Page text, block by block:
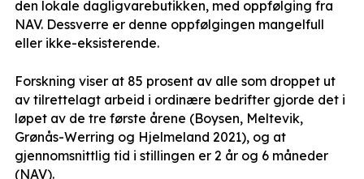
den lokale dagligvarebutikken, med oppfølging fra
NAV. Dessverre er denne oppfølgingen mangelfull
eller ikke-eksisterende.
Forskning viser at 85 prosent av alle som droppet ut
av tilrettelagt arbeid i ordinære bedrifter gjorde det i
løpet av de tre første årene (Boysen, Meltevik,
Grønås-Werring og Hjelmeland 2021), og at
gjennomsnittlig tid i stillingen er 2 år og 6 måneder
(NAV).